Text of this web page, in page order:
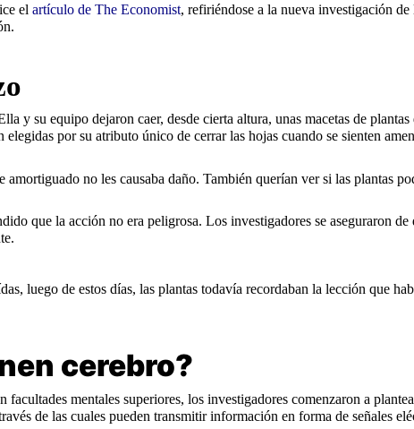
el artículo de The Economist, refiriéndose a la nueva investigación
su equipo dejaron caer, desde cierta altura, unas macetas de plantas
por su atributo único de cerrar las hojas cuando se sienten
no les causaba daño. También querían ver si las plantas
que la acción no era peligrosa. Los investigadores se aseguraron
luego de estos días, las plantas todavía recordaban la lección que
cerebro?
mentales superiores, los investigadores comenzaron a
de las cuales pueden transmitir información en forma de señales